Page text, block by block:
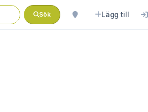
Sök Lägg till